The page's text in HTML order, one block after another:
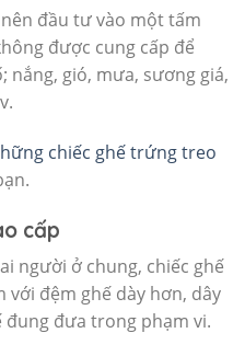
đầu tư vào một tấm
được cung cấp để
nắng, gió, mưa, sương giá,
chiếc ghế trứng treo
cấp
người ở chung, chiếc ghế
đệm ghế dày hơn, dây
đung đưa trong phạm vi.